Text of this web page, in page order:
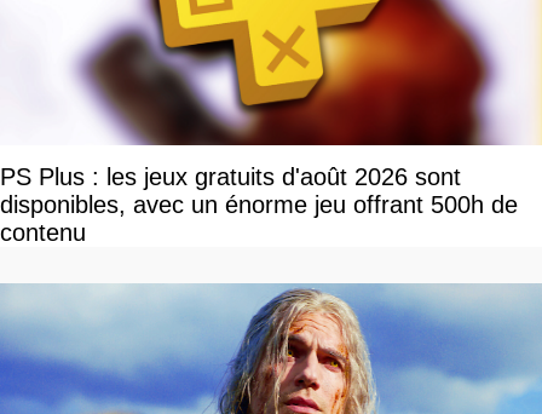
PS Plus : les jeux gratuits d'août 2026 sont
disponibles, avec un énorme jeu offrant 500h de
contenu